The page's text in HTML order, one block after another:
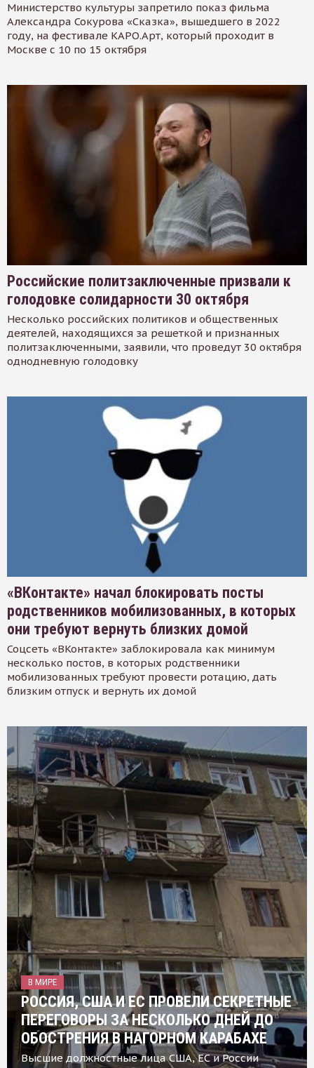
Министерство культуры запретило показ фильма
Александра Сокурова «Сказка», вышедшего в 2022
году, на фестивале КАРО.Арт, который проходит в
Москве с 10 по 15 октября
Российские политзаключенные призвали к
голодовке солидарности 30 октября
Несколько российских политиков и общественных
деятелей, находящихся за решеткой и признанных
политзаключенными, заявили, что проведут 30 октября
однодневную голодовку
«ВКонтакте» начал блокировать посты
родственников мобилизованных, в которых
они требуют вернуть близких домой
Соцсеть «ВКонтакте» заблокировала как минимум
несколько постов, в которых родственники
мобилизованных требуют провести ротацию, дать
близким отпуск и вернуть их домой
В МИРЕ
РОССИЯ, США И ЕС ПРОВЕЛИ СЕКРЕТНЫЕ
ПЕРЕГОВОРЫ ЗА НЕСКОЛЬКО ДНЕЙ ДО
ОБОСТРЕНИЯ В НАГОРНОМ КАРАБАХЕ
Высшие должностные лица США, ЕС и России